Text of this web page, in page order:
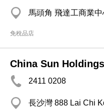
馬頭角 飛達工商業中
免稅品店
China Sun
2411 0208
長沙灣 888 Lai Chi